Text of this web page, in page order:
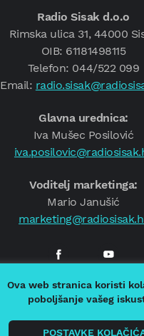
Radio Sisak d.o.o
Rimska ulica 31, 44000
OIB: 61181498115
Telefon: 044/522 099
Email:
Glavna urednica:
Iva Mušec Posilović
Voditelj marketinga:
Mario Janušić
© 2026.Radio Sisak
Politika privatnosti
Politika kolačića
Ova web stranica koristi
poboljšanje vašeg
POSTAVKE